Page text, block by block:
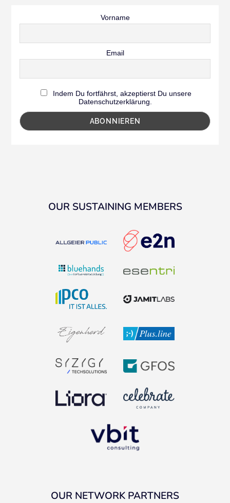
Vorname
Email
Indem Du fortfährst, akzeptierst Du unsere
Datenschutzerklärung.
OUR SUSTAINING MEMBERS
OUR NETWORK PARTNERS